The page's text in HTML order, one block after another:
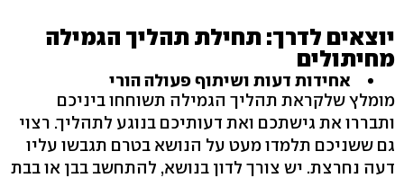
יוצאים לדרך: תחילת תהליך הגמילה
מחיתולים
אחידות דעות ושיתוף פעולה הורי
מומלץ שלקראת תהליך הגמילה תשוחחו ביניכם
ותבררו את גישתכם ואת דעותיכם בנוגע לתהליך. רצוי
גם ששניכם תלמדו מעט על הנושא בטרם תגבשו עליו
דעה נחרצת. יש צורך לדון בנושא, להתחשב בבן או בבת